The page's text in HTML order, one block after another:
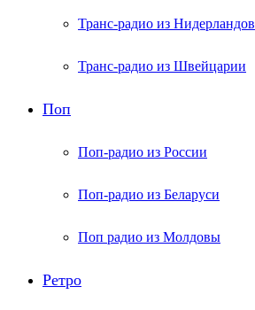
Транс-радио из Нидерландов
Транс-радио из Швейцарии
Поп
Поп-радио из России
Поп-радио из Беларуси
Поп радио из Молдовы
Ретро